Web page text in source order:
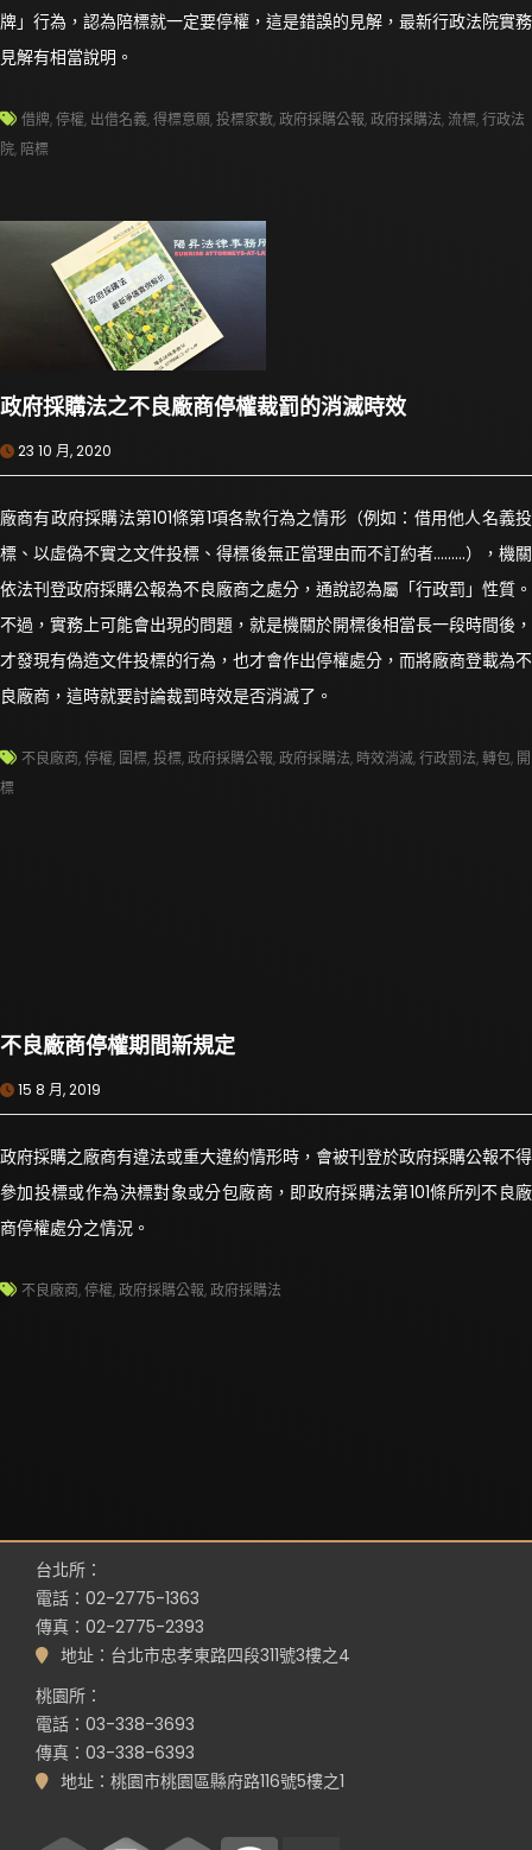
牌」行為，認為陪標就一定要停權，這是錯誤的見解，最新行政法院實務
見解有相當說明。
借牌,停權, 出借名義,得標意願,投標家數,政府採購公報,政府採購法,流標,行政法
院, 陪標
政府採購法之不良廠商停權裁罰的消滅時效
23 10 月, 2020
廠商有政府採購法第101條第1項各款行為之情形（例如：借用他人名義投
標、以虛偽不實之文件投標、得標後無正當理由而不訂約者………），機關
依法刊登政府採購公報為不良廠商之處分，通說認為屬「行政罰」性質。
不過，實務上可能會出現的問題，就是機關於開標後相當長一段時間後，
才發現有偽造文件投標的行為，也才會作出停權處分，而將廠商登載為不
良廠商，這時就要討論裁罰時效是否消滅了。
不良廠商,停權, 圍標,投標,政府採購公報,政府採購法, 時效消滅,行政罰法,轉包, 開
標
不良廠商停權期間新規定
15 8 月, 2019
政府採購之廠商有違法或重大違約情形時，會被刊登於政府採購公報不得
參加投標或作為決標對象或分包廠商，即政府採購法第101條所列不良廠
商停權處分之情況。
不良廠商,停權,政府採購公報,政府採購法
台北所：
電話：02-2775-1363
傳真：02-2775-2393
地址：台北市忠孝東路四段311號3樓之4
桃園所：
電話：03-338-3693
傳真：03-338-6393
地址：桃園市桃園區縣府路116號5樓之1